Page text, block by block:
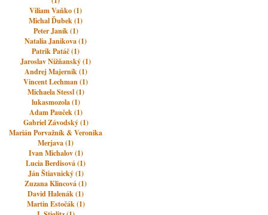
Viliam Vaňko (1)
Michal Ďubek (1)
Peter Janík (1)
Natalia Janikova (1)
Patrik Patáč (1)
Jaroslav Nižňanský (1)
Andrej Majerník (1)
Vincent Lechman (1)
Michaela Stessl (1)
lukasmozola (1)
Adam Pauček (1)
Gabriel Závodský (1)
Marián Porvažník & Veronika
Merjava (1)
Ivan Michalov (1)
Lucia Berdisová (1)
Ján Štiavnický (1)
Zuzana Klincová (1)
David Halenák (1)
Martin Estočák (1)